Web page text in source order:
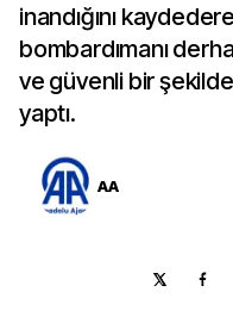
inandığını
bombardımanı
ve güvenli bir şekilde
yaptı.
AA